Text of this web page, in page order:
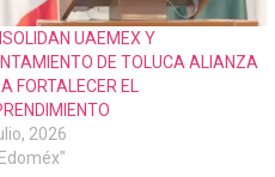
UAEMEX Y
DE TOLUCA ALIANZA
FORTALECER EL
2026